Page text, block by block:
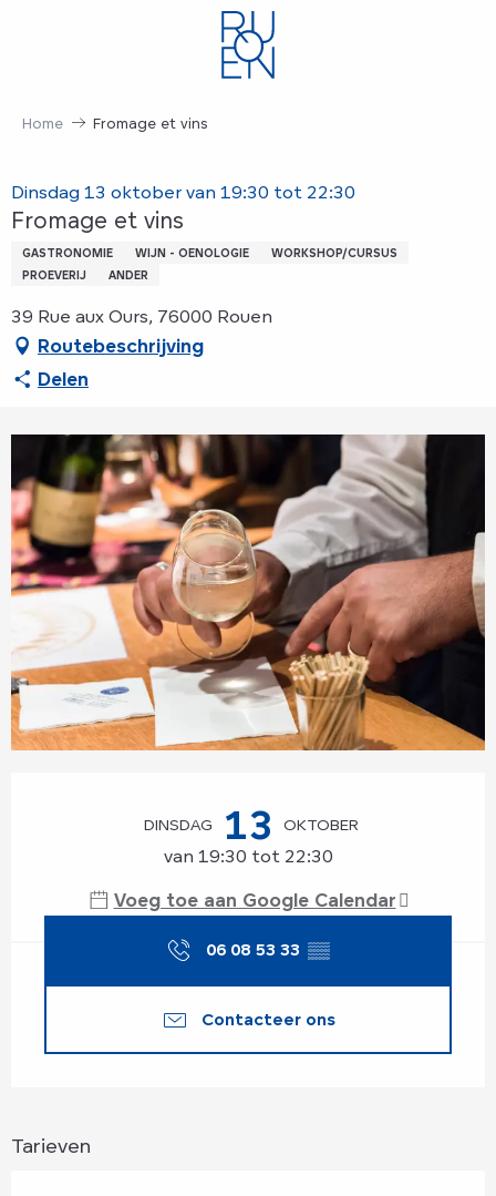
Home Fromage et vins
Dinsdag 13 oktober van 19:30 tot 22:30
Fromage et vins
GASTRONOMIE WIJN - OENOLOGIE
WORKSHOP/CURSUS
PROEVERIJ
ANDER
39 Rue aux Ours, 76000 Rouen
Routebeschrijving
Delen
DINSDAG 13 OKTOBER
van 19:30 tot 22:30
Voeg toe aan Google Calendar
06 08 53 33 ▒▒
Contacteer ons
Tarieven